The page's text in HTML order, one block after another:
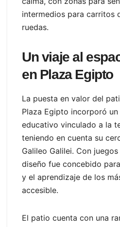
intermedios para carritos
ruedas.
Un viaje al
en Plaza Egipto
La puesta en valor del
Plaza Egipto incorporó
educativo vinculado a la
teniendo en cuenta su
Galileo Galilei. Con
diseño fue concebido
y el aprendizaje de los
accesible.
El patio cuenta con una